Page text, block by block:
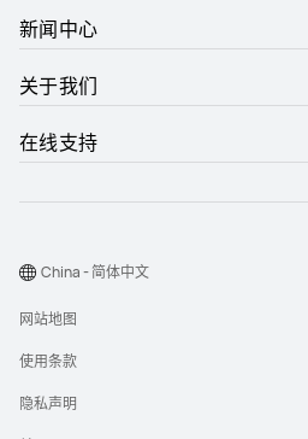
新闻中心
关于我们
在线支持
网站地图
使用条款
隐私声明
China - 简体中文